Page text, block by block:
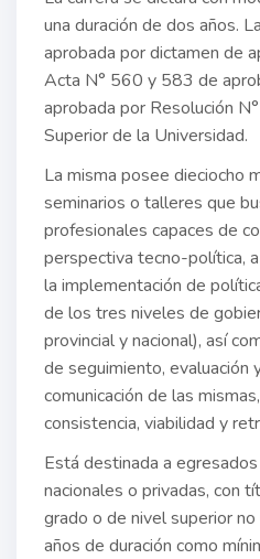
una duración de dos años.
aprobada por dictamen de
Acta N° 560 y 583 de
aprobada por Resolución
Superior de la Universidad.
La misma posee dieciocho
seminarios o talleres que
profesionales capaces de
perspectiva tecno-política,
la implementación de
de los tres niveles de
provincial y nacional), así
de seguimiento, evaluación
comunicación de las
consistencia, viabilidad y
Está destinada a
nacionales o privadas, con
grado o de nivel superior
años de duración como